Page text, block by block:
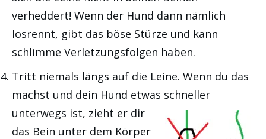
verheddert! Wenn der Hund dann nämlich
losrennt, gibt das böse Stürze und kann
schlimme Verletzungsfolgen haben.
Tritt niemals längs auf die Leine. Wenn du das
machst und dein Hund etwas schneller
unterwegs ist, zieht er dir
das Bein unter dem Körper